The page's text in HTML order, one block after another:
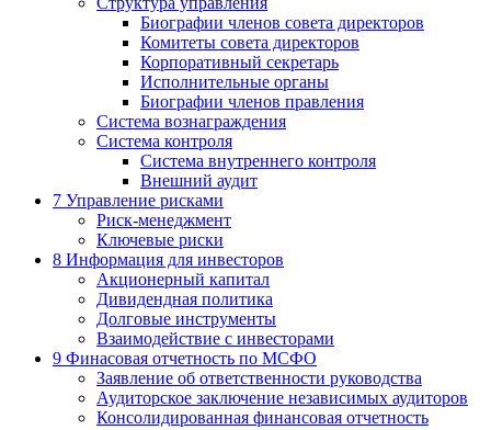
Биографии членов совета директоров
Комитеты совета директоров
Корпоративный секретарь
Исполнительные органы
Биографии членов правления
Система вознаграждения
Система контроля
Система внутреннего контроля
Внешний аудит
7 Управление рисками
Риск-менеджмент
Ключевые риски
8 Информация для инвесторов
Акционерный капитал
Дивидендная политика
Долговые инструменты
Взаимодействие с инвеcторами
9 Финасовая отчетность по МСФО
Заявление об ответственности руководства
Аудиторское заключение независимых аудиторов
Консолидированная финансовая отчетность